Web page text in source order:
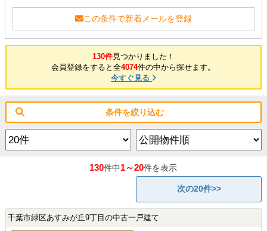
この条件で新着メールを登録
130件見つかりました！
会員登録をすると全4074件の中から探せます。
今すぐ見る
条件を絞り込む
130件中1～20件を表示
次の20件>>
千葉市緑区あすみが丘9丁目の中古一戸建て